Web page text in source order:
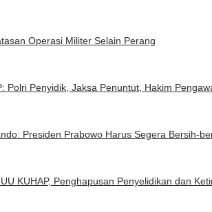
Operasi Militer Selain Perang
Polri Penyidik, Jaksa Penuntut, Hakim
Presiden Prabowo Harus Segera Bersih-
KUHAP, Penghapusan Penyelidikan dan